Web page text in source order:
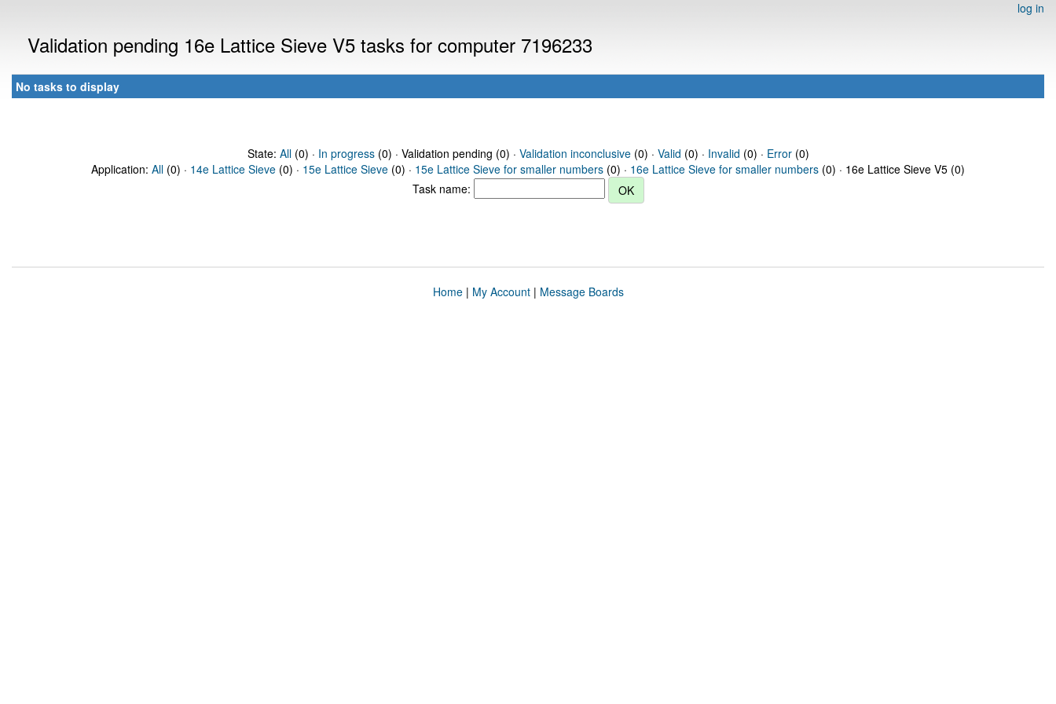
log in
Validation pending 16e Lattice Sieve V5 tasks for computer 7196233
No tasks to display
State: All(0) · In progress(0) · Validation pending (0) · Validation inconclusive(0) · Valid (0) · Invalid (0) · Error(0)
Application: All (0) · 14e Lattice Sieve (0) · 15e Lattice Sieve (0) · 15e Lattice Sieve for smaller numbers (0) · 16e Lattice Sieve for smaller numbers (0) · 16e Lattice Sieve V5 (0)
Task name:
Home| My Account| Message Boards